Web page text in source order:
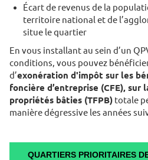
Écart de revenus de la
territoire national et de
situe le quartier
En vous installant au sein d’un
conditions, vous pouvez
d’exonération d'impôt sur les
foncière d’entreprise (CFE), sur
propriétés bâties (TFPB) totale
manière dégressive les années
QUARTIERS PRIORITAIRES